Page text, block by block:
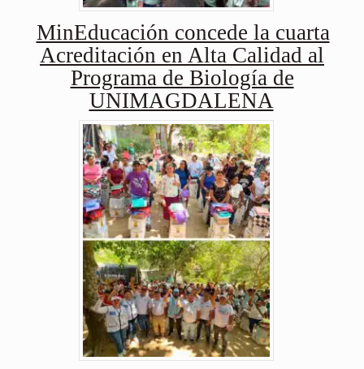
MinEducación concede la cuarta
Acreditación en Alta Calidad al
Programa de Biología de
UNIMAGDALENA